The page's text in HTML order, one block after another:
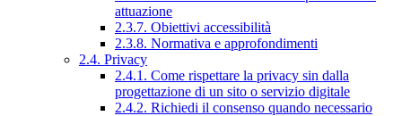
attuazione
2.3.7. Obiettivi accessibilità
2.3.8. Normativa e approfondimenti
2.4. Privacy
2.4.1. Come rispettare la privacy sin dalla
progettazione di un sito o servizio digitale
2.4.2. Richiedi il consenso quando necessario